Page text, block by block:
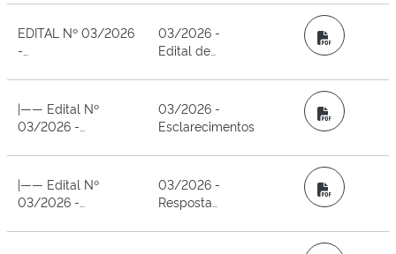
Hospital Geral -
Estado de São
EDITAL Nº 03/2026
-
- SADT (IMAGEM) -
ESTADO DE SÃO
PAULO
03/2026 -
Edital de
PDF
|—— Edital Nº
03/2026 -
SADT (IMAGEM) -
Estado de São
Paulo
03/2026 -
Esclarecimentos
PDF
|—— Edital Nº
03/2026 -
SADT (IMAGEM) -
03/2026 -
Resposta
PDF